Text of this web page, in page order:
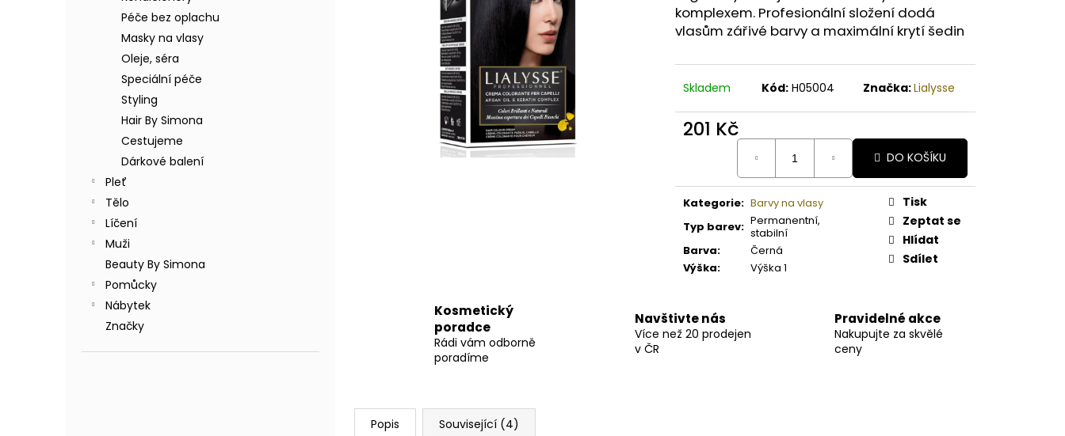
Péče bez oplachu
Masky na vlasy
Oleje, séra
Speciální péče
Styling
Hair By Simona
Cestujeme
Dárkové balení
Pleť
Tělo
Líčení
Muži
Beauty By Simona
Pomůcky
Nábytek
Značky
komplexem. Profesionální složení dodá
vlasům zářivé barvy a maximální krytí šedin
Skladem Kód: H05004 Značka:Lialysse
201 Kč
DO KOŠÍKU
Kategorie: Barvy na vlasy
Typ barev: Permanentní,
stabilní
Barva:
Černá
Výška: Výška 1
Tisk
Zeptat se
Hlídat
Sdílet
Kosmetický
poradce
Rádi vám odborně
poradíme
Navštivte nás
Více než 20 prodejen
v ČR
Pravidelné akce
Nakupujte za skvělé
ceny
Popis Související (4)
BODY BY SIMONA BANÁN ORGANICKÉ
RUČNĚ VYRÁBĚNÉ BAMBUCKÉ MÁSLO
200ML
749 Kč
BODY BY SIMONA BIO JASMINE
ORGANICKÉ RUČNĚ VYRÁBĚNÉ
BAMBUCKÉ MÁSLO PRO OSLNIVÝ LESK
BODY BY SIMONA MELOUN ORGANICKÉ
RUČNĚ VYRÁBĚNÉ BAMBUCKÉ MÁSLO